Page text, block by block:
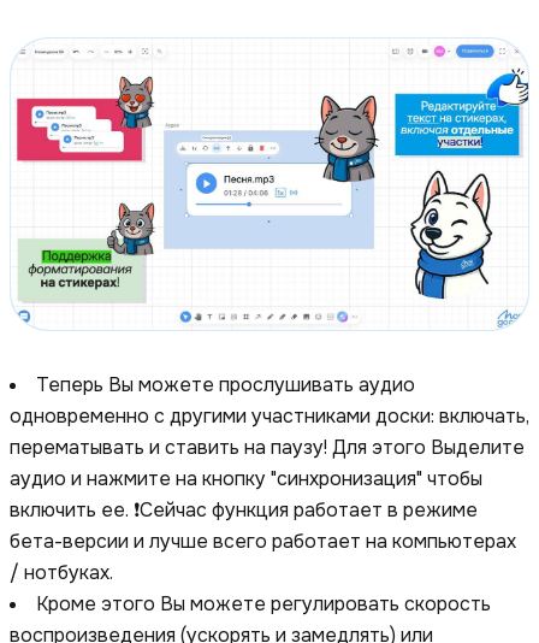
Теперь Вы можете прослушивать аудио
одновременно с другими участниками доски: включать,
перематывать и ставить на паузу! Для этого Выделите
аудио и нажмите на кнопку "синхронизация" чтобы
включить ее. ❗️Сейчас функция работает в режиме
бета-версии и лучше всего работает на компьютерах
/ нотбуках.
Кроме этого Вы можете регулировать скорость
воспроизведения (ускорять и замедлять) или